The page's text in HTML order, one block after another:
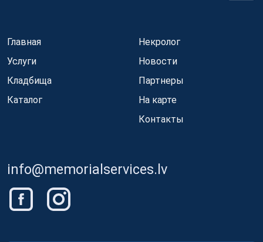
Главная
Услуги
Кладбища
Каталог
Некролог
Новости
Партнеры
На карте
Контакты
info@memorialservices.lv